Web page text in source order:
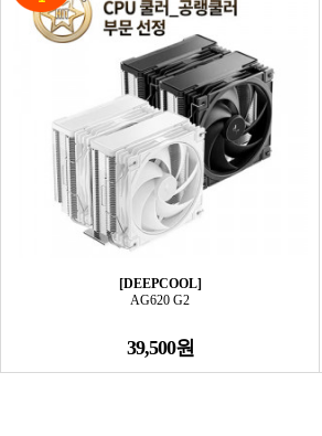
[DEEPCOOL]
AG620 G2
39,500원